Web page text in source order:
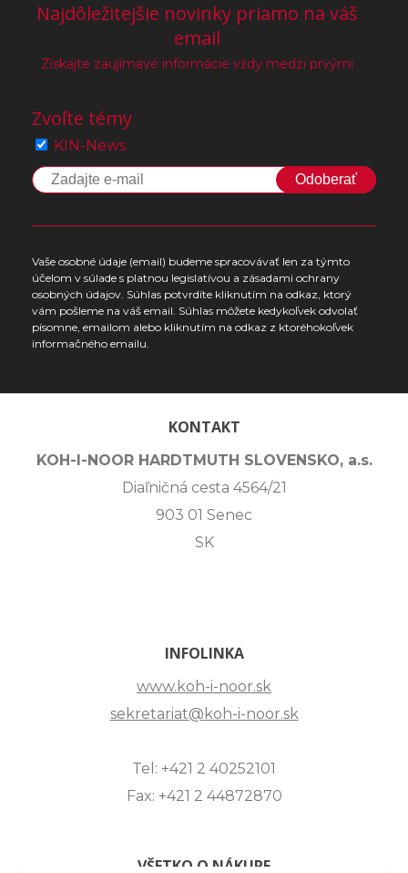
Najdôležitejšie novinky priamo na váš
email
Získajte zaujímavé informácie vždy medzi prvými
Zvoľte témy
KIN-News
Odoberať
Vaše osobné údaje (email) budeme spracovávať len za týmto
účelom v súlade s platnou legislatívou a zásadami ochrany
osobných údajov. Súhlas potvrdíte kliknutím na odkaz, ktorý
vám pošleme na váš email. Súhlas môžete kedykoľvek odvolať
písomne, emailom alebo kliknutím na odkaz z ktoréhokoľvek
informačného emailu.
KONTAKT
KOH-I-NOOR HARDTMUTH SLOVENSKO, a.s.
Diaľničná cesta 4564/21
903 01 Senec
SK
INFOLINKA
www.koh-i-noor.sk
sekretariat@koh-i-noor.sk
Tel: +421 2 40252101
Fax: +421 2 44872870
VŠETKO O NÁKUPE